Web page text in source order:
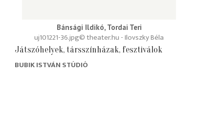
Bánsági Ildikó, Tordai Teri
© theater.hu - Ilovszky Béla
uj101221-36.jpg
Játszóhelyek, társszínházak, fesztiválok
BUBIK ISTVÁN STÚDIÓ